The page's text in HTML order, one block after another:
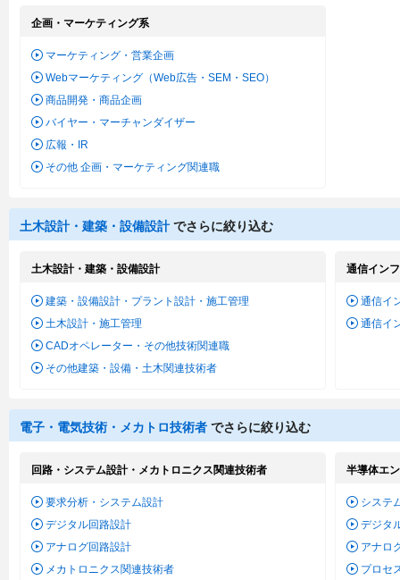
企画・マーケティング系
マーケティング・営業企画
Webマーケティング（Web広告・SEM・SEO）
商品開発・商品企画
バイヤー・マーチャンダイザー
広報・IR
その他 企画・マーケティング関連職
土木設計・建築・設備設計 でさらに絞り込む
土木設計・建築・設備設計
建築・設備設計・プラント設計・施工管理
土木設計・施工管理
CADオペレーター・その他技術関連職
その他建築・設備・土木関連技術者
通信イン
通信イ
通信イ
電子・電気技術・メカトロ技術者 でさらに絞り込む
回路・システム設計・メカトロニクス関連技術者
要求分析・システム設計
デジタル回路設計
アナログ回路設計
メカトロニクス関連技術者
半導体エ
システ
デジタ
アナロ
プロセ